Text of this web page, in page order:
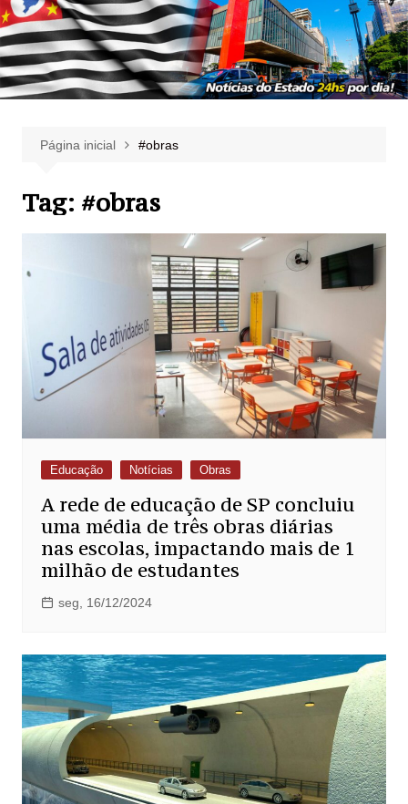
Página inicial #obras
Tag: #obras
Educação Notícias Obras
A rede de educação de SP concluiu
uma média de três obras diárias
nas escolas, impactando mais de 1
milhão de estudantes
seg, 16/12/2024